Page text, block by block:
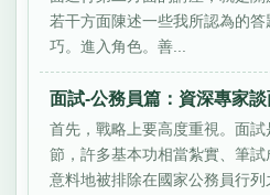
若干方面陳述一些我所認為的
巧。進入角色。善...
面試-公務員篇：資深專家
首先，戰略上要高度重視。面
節，許多基本功相當紮實、筆
意料地被排除在國家公務員行